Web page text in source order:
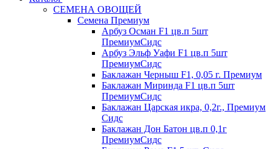
СЕМЕНА ОВОЩЕЙ
Семена Премиум
Арбуз Осман F1 цв.п 5шт
ПремиумСидс
Арбуз Эльф Уафи F1 цв.п 5шт
ПремиумСидс
Баклажан Черныш F1, 0,05 г. Премиум
Баклажан Миринда F1 цв.п 5шт
ПремиумСидс
Баклажан Царская икра, 0,2г., Премиум
Сидс
Баклажан Дон Батон цв.п 0,1г
ПремиумСидс